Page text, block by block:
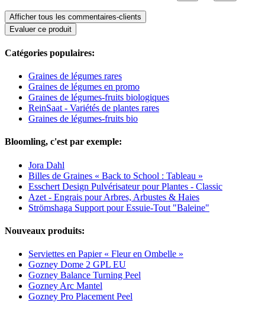
Afficher tous les commentaires-clients
Evaluer ce produit
Catégories populaires:
Graines de légumes rares
Graines de légumes en promo
Graines de légumes-fruits biologiques
ReinSaat - Variétés de plantes rares
Graines de légumes-fruits bio
Bloomling, c'est par exemple:
Jora Dahl
Billes de Graines « Back to School : Tableau »
Esschert Design Pulvérisateur pour Plantes - Classic
Azet - Engrais pour Arbres, Arbustes & Haies
Strömshaga Support pour Essuie-Tout "Baleine"
Nouveaux produits:
Serviettes en Papier « Fleur en Ombelle »
Gozney Dome 2 GPL EU
Gozney Balance Turning Peel
Gozney Arc Mantel
Gozney Pro Placement Peel